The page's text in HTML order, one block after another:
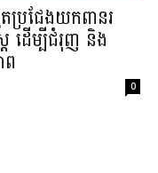
តប្រជែងយកពានរ
ដើម្បីជំរុញ និង
0